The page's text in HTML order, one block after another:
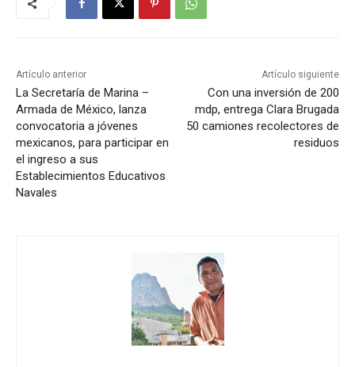
Artículo anterior
La Secretaría de Marina –
Armada de México, lanza
convocatoria a jóvenes
mexicanos, para participar en
el ingreso a sus
Establecimientos Educativos
Navales
Artículo siguiente
Con una inversión de 200
mdp, entrega Clara Brugada
50 camiones recolectores de
residuos